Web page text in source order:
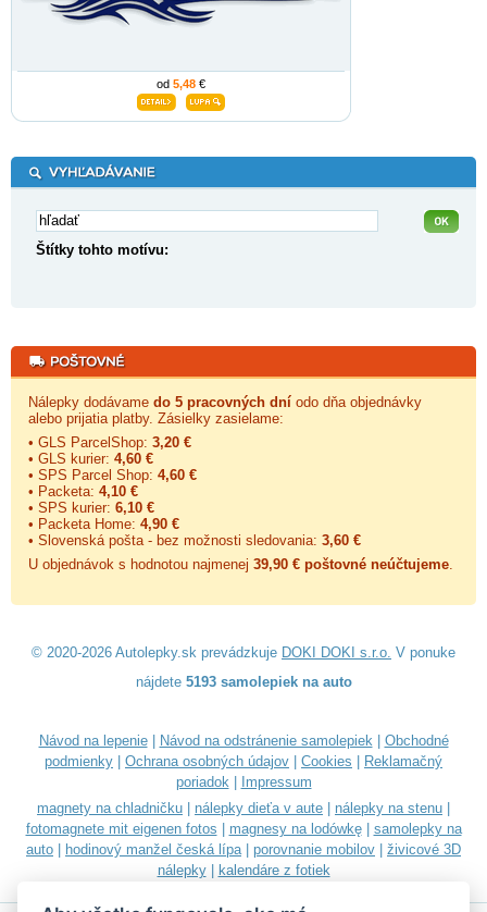
od 5,48 €
Štítky tohto motívu:
Nálepky dodávame do 5 pracovných dní odo dňa objednávky
alebo prijatia platby. Zásielky zasielame:
• GLS ParcelShop: 3,20 €
• GLS kurier: 4,60 €
• SPS Parcel Shop: 4,60 €
• Packeta: 4,10 €
• SPS kurier: 6,10 €
• Packeta Home: 4,90 €
• Slovenská pošta - bez možnosti sledovania: 3,60 €
U objednávok s hodnotou najmenej 39,90 € poštovné neúčtujeme.
© 2020-2026 Autolepky.sk prevádzkuje DOKI DOKI s.r.o. V ponuke
nájdete 5193 samolepiek na auto
Návod na lepenie| Návod na odstránenie samolepiek| Obchodné
podmienky
Ochrana osobných údajov Cookies
Reklamačný
poriadok|
Impressum
magnety na chladničku
nálepky dieťa v aute nálepky na stenu
fotomagnete mit eigenen fotos
magnesy na lodówkę| samolepky na
auto
hodinový manžel česká lípa| porovnanie mobilov
živicové 3D
nálepky| kalendáre z fotiek